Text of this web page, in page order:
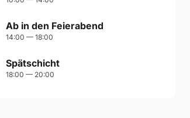
Ab in den Feierabend
14:00 — 18:00
Spätschicht
18:00 — 20:00